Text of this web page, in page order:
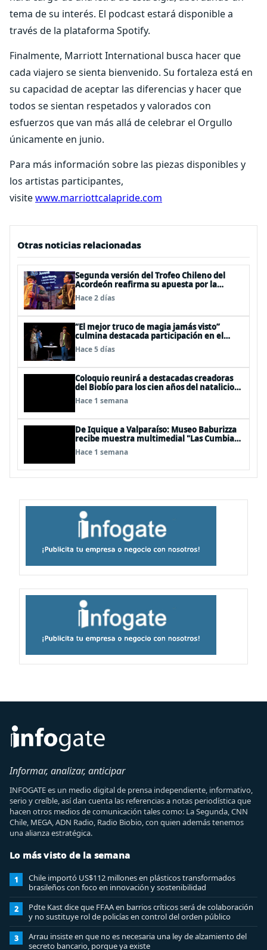
tema de su interés. El podcast estará disponible a
través de la plataforma Spotify.
Finalmente, Marriott International busca hacer que
cada viajero se sienta bienvenido. Su fortaleza está en
su capacidad de aceptar las diferencias y hacer que
todos se sientan respetados y valorados con
esfuerzos que van más allá de celebrar el Orgullo
únicamente en junio.
Para más información sobre las piezas disponibles y
los artistas participantes,
visitewww.marriottcalapride.com
Otras noticias relacionadas
Segunda versión del Trofeo Chileno del
Acordeón reafirma su apuesta por la
profesionalización del instrumento en
Chile
Hace 2 días
“El mejor truco de magia jamás visto”
culmina destacada participación en el
Festival Off Avignon 2026
Hace 5 días
Coloquio reunirá a destacadas creadoras
del Biobío para los cien años del natalicio
del artista textil y artesano tomecino
Héctor Herrera “El Pajarero”
Hace 1 semana
De Iquique a Valparaíso: Museo Baburizza
recibe muestra multimedial "Las Cumbias
que escuchamos allá arriba"
Hace 1 semana
Informar, analizar, anticipar
INFOGATE es un medio digital de prensa independiente, informativo,
serio y creíble, así dan cuenta las referencias a notas periodística que
hacen otros medios de comunicación tales como: La Segunda, CNN
Chile, MEGA, ADN Radio, Radio Biobio, con quien además tenemos
una alianza estratégica.
Lo más visto de la semana
1
Chile importó US$112 millones en plásticos transformados
brasileños con foco en innovación y sostenibilidad
2
Pdte Kast dice que FFAA en barrios críticos será de colaboración
y no sustituye rol de policías en control del orden público
3
Arrau insiste en que no es necesaria una ley de alzamiento del
secreto bancario, porque ya existe